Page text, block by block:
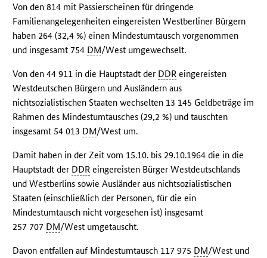
Von den 814 mit Passierscheinen für dringende
Familienangelegenheiten eingereisten Westberliner Bürgern
haben 264 (32,4 %) einen Mindestumtausch vorgenommen
und insgesamt 754 DM/West umgewechselt.
Von den 44 911 in die Hauptstadt der DDR eingereisten
Westdeutschen Bürgern und Ausländern aus
nichtsozialistischen Staaten wechselten 13 145 Geldbeträge im
Rahmen des Mindestumtausches (29,2 %) und tauschten
insgesamt 54 013 DM/West um.
Damit haben in der Zeit vom 15.10. bis 29.10.1964 die in die
Hauptstadt der DDR eingereisten Bürger Westdeutschlands
und Westberlins sowie Ausländer aus nichtsozialistischen
Staaten (einschließlich der Personen, für die ein
Mindestumtausch nicht vorgesehen ist) insgesamt
257 707 DM/West umgetauscht.
Davon entfallen auf Mindestumtausch 117 975 DM/West und